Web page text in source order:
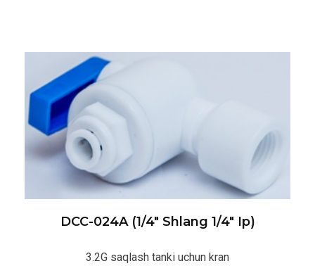
DCC-024A (1/4″ Shlang 1/4″ Ip)
3.2G saqlash tanki uchun kran